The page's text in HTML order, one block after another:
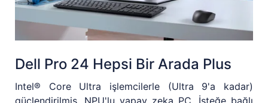
Dell Pro 24 Hepsi Bir Arada Plus
Intel® Core Ultra işlemcilerle (Ultra 9'a kadar)